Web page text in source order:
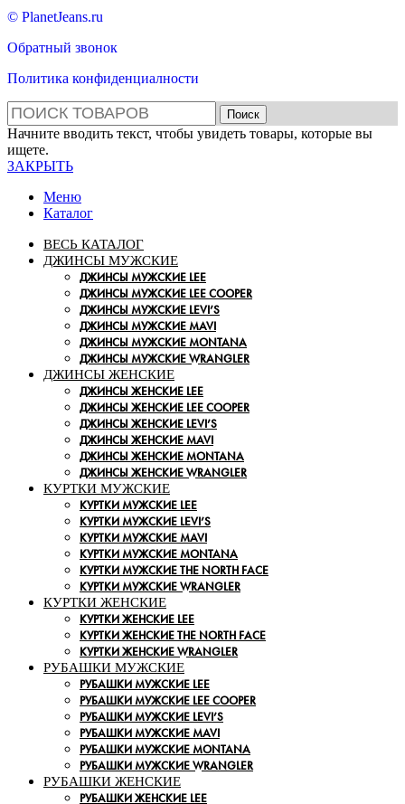
© PlanetJeans.ru
Обратный звонок
Политика конфиденциалности
Поиск
Начните вводить текст, чтобы увидеть товары, которые вы
ищете.
ЗАКРЫТЬ
Меню
Каталог
ВЕСЬ КАТАЛОГ
ДЖИНСЫ МУЖСКИЕ
ДЖИНСЫ МУЖСКИЕ LEE
ДЖИНСЫ МУЖСКИЕ LEE COOPER
ДЖИНСЫ МУЖСКИЕ LEVI’S
ДЖИНСЫ МУЖСКИЕ MAVI
ДЖИНСЫ МУЖСКИЕ MONTANA
ДЖИНСЫ МУЖСКИЕ WRANGLER
ДЖИНСЫ ЖЕНСКИЕ
ДЖИНСЫ ЖЕНСКИЕ LEE
ДЖИНСЫ ЖЕНСКИЕ LEE COOPER
ДЖИНСЫ ЖЕНСКИЕ LEVI’S
ДЖИНСЫ ЖЕНСКИЕ MAVI
ДЖИНСЫ ЖЕНСКИЕ MONTANA
ДЖИНСЫ ЖЕНСКИЕ WRANGLER
КУРТКИ МУЖСКИЕ
КУРТКИ МУЖСКИЕ LEE
КУРТКИ МУЖСКИЕ LEVI’S
КУРТКИ МУЖСКИЕ MAVI
КУРТКИ МУЖСКИЕ MONTANA
КУРТКИ МУЖСКИЕ THE NORTH FACE
КУРТКИ МУЖСКИЕ WRANGLER
КУРТКИ ЖЕНСКИЕ
КУРТКИ ЖЕНСКИЕ LEE
КУРТКИ ЖЕНСКИЕ THE NORTH FACE
КУРТКИ ЖЕНСКИЕ WRANGLER
РУБАШКИ МУЖСКИЕ
РУБАШКИ МУЖСКИЕ LEE
РУБАШКИ МУЖСКИЕ LEE COOPER
РУБАШКИ МУЖСКИЕ LEVI’S
РУБАШКИ МУЖСКИЕ MAVI
РУБАШКИ МУЖСКИЕ MONTANA
РУБАШКИ МУЖСКИЕ WRANGLER
РУБАШКИ ЖЕНСКИЕ
РУБАШКИ ЖЕНСКИЕ LEE